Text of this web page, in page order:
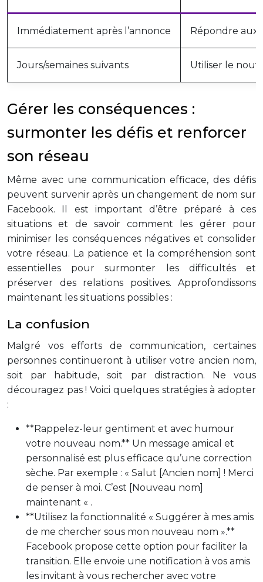
Immédiatement après l’annonce Répondre aux
Jours/semaines suivants Utiliser le
Gérer les conséquences :
surmonter les défis et renforcer
son réseau
Même avec une communication efficace, des défis
peuvent survenir après un changement de nom sur
Facebook. Il est important d’être préparé à ces
situations et de savoir comment les gérer pour
minimiser les conséquences négatives et consolider
votre réseau. La patience et la compréhension sont
essentielles pour surmonter les difficultés et
préserver des relations positives. Approfondissons
maintenant les situations possibles :
La confusion
Malgré vos efforts de communication, certaines
personnes continueront à utiliser votre ancien nom,
soit par habitude, soit par distraction. Ne vous
découragez pas ! Voici quelques stratégies à adopter
:
**Rappelez-leur gentiment et avec humour
votre nouveau nom.** Un message amical et
personnalisé est plus efficace qu’une correction
sèche. Par exemple : « Salut [Ancien nom] ! Merci
de penser à moi. C’est [Nouveau nom]
maintenant « .
**Utilisez la fonctionnalité « Suggérer à mes amis
de me chercher sous mon nouveau nom ».**
Facebook propose cette option pour faciliter la
transition. Elle envoie une notification à vos amis
les invitant à vous rechercher avec votre